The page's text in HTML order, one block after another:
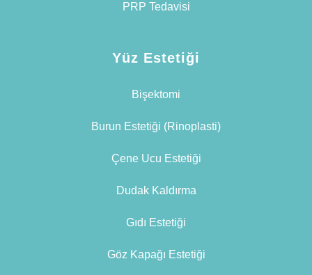
PRP Tedavisi
Yüz Estetiği
Bişektomi
Burun Estetiği (Rinoplasti)
Çene Ucu Estetiği
Dudak Kaldırma
Gıdı Estetiği
Göz Kapağı Estetiği